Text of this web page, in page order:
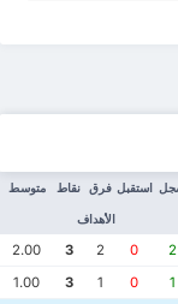
استقبل فرق
الأهداف
نقاط متوسط
2
0
2
3
2.00
1
0
1
3
1.00